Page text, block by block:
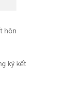
hôn
ký kết